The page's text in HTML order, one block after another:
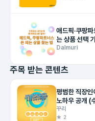
애드픽·쿠팡파트
는 상품 선택
Dalmuri
주목 받는 콘텐츠
평범한 직장
노하우 공개 (
꾸리
★ 2